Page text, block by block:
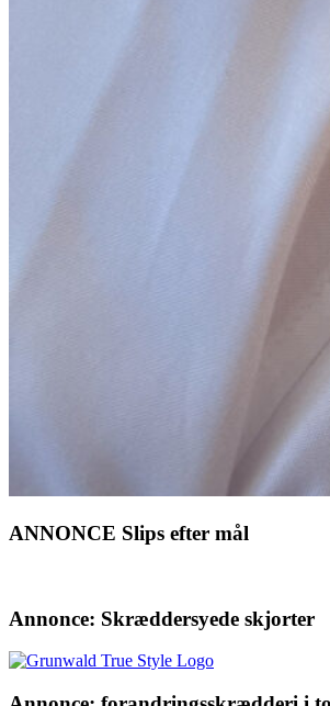
ANNONCE Slips efter mål
Annonce: Skræddersyede skjorter